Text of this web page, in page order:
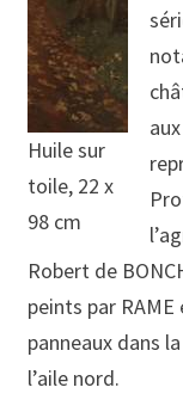
Huile sur
toile, 22 x
98 cm
Robert de
peints par
panneaux dans
l’aile nord.